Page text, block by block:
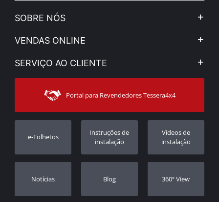
SOBRE NÓS
A Companhia
Notícias
Sitemap
VENDAS ONLINE
Minha Conta
Modos de Enviο
SERVIÇO AO CLIENTE
Contacto
Apoio ao cliente
Rastrear ordem
Revendedores
Portal para Revendedores Tessera4x4
e-Folhetos
Instruções de
instalação
Vídeos de
instalação
Notícias Blog 360º View